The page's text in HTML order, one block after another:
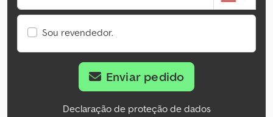
Sou revendedor.
Enviar pedido
Declaração de proteção de dados